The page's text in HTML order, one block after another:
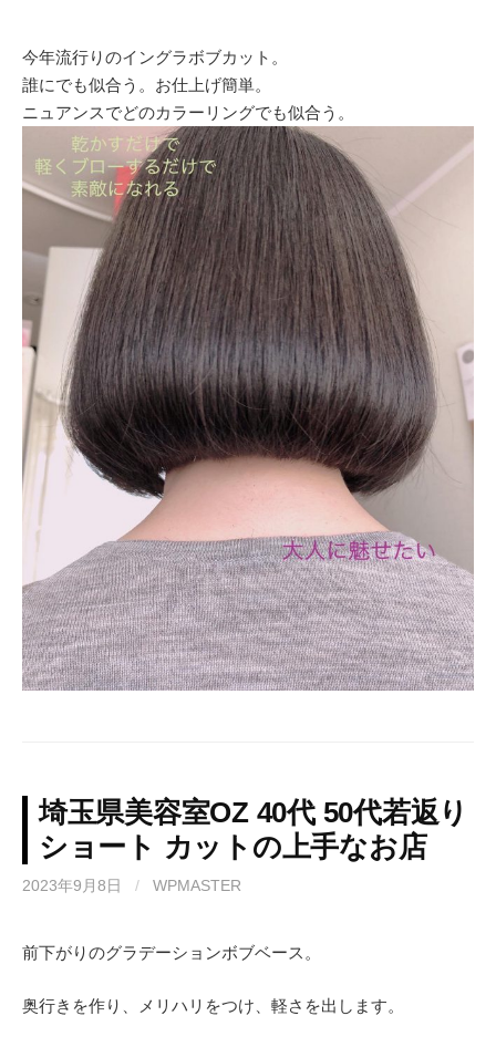
今年流行りのイングラボブカット。
誰にでも似合う。お仕上げ簡単。
ニュアンスでどのカラーリングでも似合う。
埼玉県美容室OZ 40代 50代若返り
ショート カットの上手なお店
2023年9月8日 / WPMASTER
前下がりのグラデーションボブベース。
奥行きを作り、メリハリをつけ、軽さを出します。